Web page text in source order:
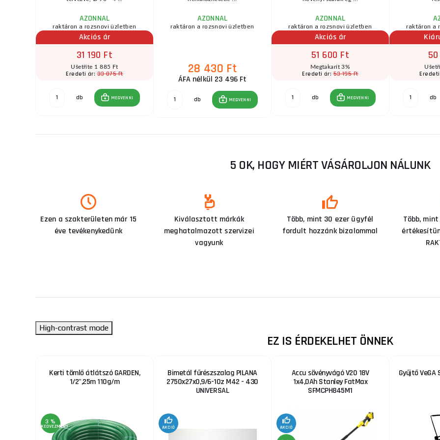
AZONNAL
raktáron a rozsnovi üzletben
Akciós ár
31 190 Ft
Ušetříte 1 885 Ft
Eredeti ár:33 075 Ft
db MEGVENNI
AZONNAL
raktáron a rozsnovi üzletben
28 430 Ft
ÁFA nélkül 23 496 Ft
db MEGVENNI
AZONNAL
raktáron a rozsnovi üzletben
Akciós ár
51 600 Ft
Megtakarít 3%
Eredeti ár:53 195 Ft
db MEGVENNI
raktáron a
db
5 OK, HOGY MIÉRT VÁSÁROLJON NÁLUNK
Ezen a szakterületen már 15
éve tevékenykedünk
Kiválasztott márkák
meghatalmazott szervizei
vagyunk
Több, mint 30 ezer ügyfél
fordult hozzánk bizalommal
Több,
High-contrast mode
EZ IS ÉRDEKELHET ÖNNEK
Kerti tömlő átlátszó GARDEN,
1/2",25m 110g/m
3 %
KEDVEZMÉNY
Bimetál fűrészszalag PILANA
2750x27x0,9/6-10z M42 - 430
UNIVERSAL
AKCIÓ
Accu sövényvágó V20 18V
1x4,0Ah Stanley FatMax
SFMCPH845M1
AKCIÓ
Gyűjtő VeGA